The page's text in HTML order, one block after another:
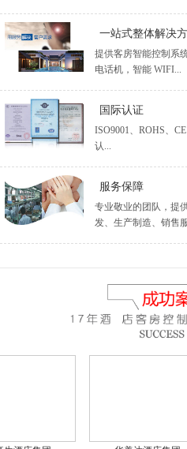
一站式整体解决
提供客房智能控制系
电话机，智能 WIFI...
国际认证
ISO9001、ROHS、
认...
服务保障
专业敬业的团队，提
发、生产制造、销售